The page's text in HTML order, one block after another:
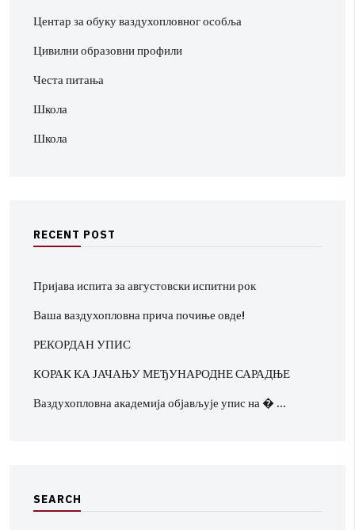
Центар за обуку ваздухопловног особља
Цивилни образовни профили
Честа питања
Школа
Школа
RECENT POST
Пријава испита за августовски испитни рок
Ваша ваздухопловна прича почиње овде!
РЕКОРДАН УПИС
КОРАК КА ЈАЧАЊУ МЕЂУНАРОДНЕ САРАДЊЕ
Ваздухопловна академија објављује упис на � …
SEARCH